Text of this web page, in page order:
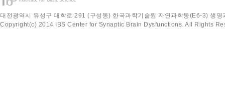
대전광역시 유성구 대학로 291 (구성동) 한국과학기술원 자연과학동(E6-3)
Copyright(c) 2014 IBS Center for Synaptic Brain Dysfunctions. All Rights